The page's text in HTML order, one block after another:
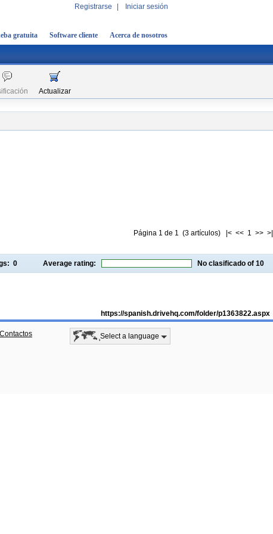
Registrarse Iniciar sesión
gratuita Software cliente Acerca de nosotros
Actualizar
Página 1 de 1 (3 artículos) |< << 1 >> >|
0 Average rating: No clasificado of 10
https://spanish.drivehq.com/folder/p1363822.aspx
Contactos
Select a language